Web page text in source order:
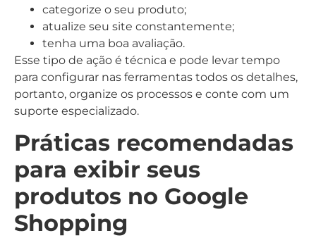
categorize o seu produto;
atualize seu site constantemente;
tenha uma boa avaliação.
Esse tipo de ação é técnica e pode levar tempo
para configurar nas ferramentas todos os detalhes,
portanto, organize os processos e conte com um
suporte especializado.
Práticas recomendadas
para exibir seus
produtos no Google
Shopping